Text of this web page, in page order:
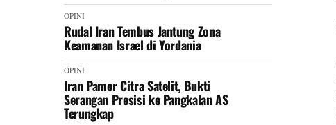
OPINI
Rudal Iran Tembus Jantung Zona
Keamanan Israel di Yordania
OPINI
Iran Pamer Citra Satelit, Bukti
Serangan Presisi ke Pangkalan AS
Terungkap